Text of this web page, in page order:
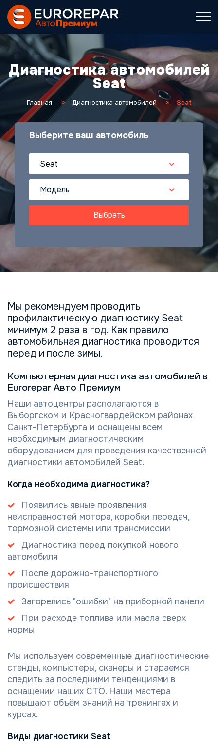
Диагностика автомобилей
Seat
Главная Диагностика автомобилей Seat
Выберите ваш автомобиль
Seat
Модель
Выбрать
Мы рекомендуем проводить
профилактическую диагностику Seat
минимум 2 раза в год. Как правило
автомобильная диагностика проводится
перед и после зимы.
Компьютерная диагностика автомобилей в
Eurorepar Авто Премиум
Наши автоцентры располагаются в
Выборгском и Красногвардейском районах
Санкт-Петербурга и оснащены всем
необходимым диагностическим
оборудованием для проведения качественной
диагностики автомобилей Seat.
Когда необходима диагностика?
Появились явные проявления
неисправностей мотора, коробки передач,
тормозной системы или трансмиссии
Диагностика перед покупкой нового
автомобиля
После дорожно-транспортного
происшествия
Загорелись "ошибки" на приборной панели
При расходе топлива или масла сверх
нормы
Мы используем современные диагностические
стенды, компьютеры, сканеры и стараемся
следить за последними тенденциями в
оснащении наших СТО. Наши мастера
повышают объём знаний на тренингах и
курсах.
Виды диагностики Seat